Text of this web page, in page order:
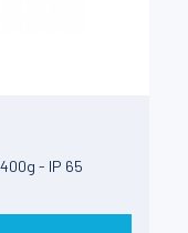
- IP 65